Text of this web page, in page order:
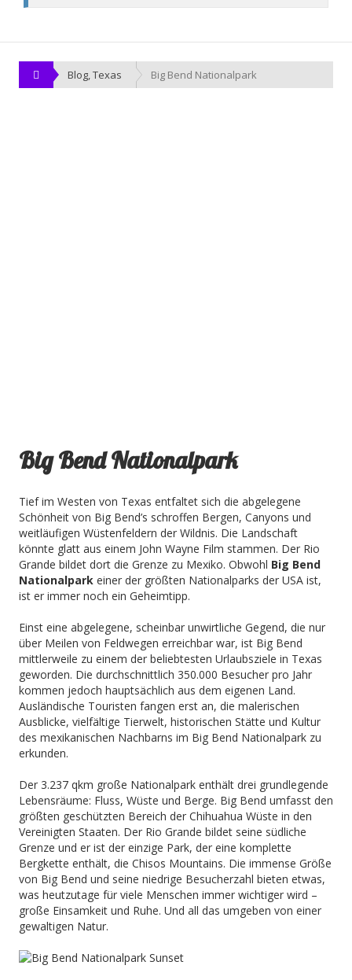
Blog Texas Big Bend Nationalpark
Big Bend Nationalpark
Tief im Westen von Texas entfaltet sich die abgelegene
Schönheit von Big Bend’s schroffen Bergen, Canyons und
weitläufigen Wüstenfeldern der Wildnis. Die Landschaft
könnte glatt aus einem John Wayne Film stammen. Der Rio
Grande bildet dort die Grenze zu Mexiko. Obwohl Big Bend
Nationalpark einer der größten Nationalparks der USA ist,
ist er immer noch ein Geheimtipp.
Einst eine abgelegene, scheinbar unwirtliche Gegend, die nur
über Meilen von Feldwegen erreichbar war, ist Big Bend
mittlerweile zu einem der beliebtesten Urlaubsziele in Texas
geworden. Die durchschnittlich 350.000 Besucher pro Jahr
kommen jedoch hauptsächlich aus dem eigenen Land.
Ausländische Touristen fangen erst an, die malerischen
Ausblicke, vielfältige Tierwelt, historischen Stätte und Kultur
des mexikanischen Nachbarns im Big Bend Nationalpark zu
erkunden.
Der 3.237 qkm große Nationalpark enthält drei grundlegende
Lebensräume: Fluss, Wüste und Berge. Big Bend umfasst den
größten geschützten Bereich der Chihuahua Wüste in den
Vereinigten Staaten. Der Rio Grande bildet seine südliche
Grenze und er ist der einzige Park, der eine komplette
Bergkette enthält, die Chisos Mountains. Die immense Größe
von Big Bend und seine niedrige Besucherzahl bieten etwas,
was heutzutage für viele Menschen immer wichtiger wird –
große Einsamkeit und Ruhe. Und all das umgeben von einer
gewaltigen Natur.